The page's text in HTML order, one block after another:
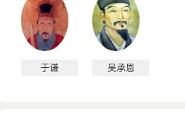
于谦 吴承恩